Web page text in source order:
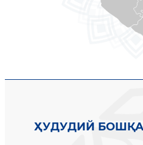
ҲУДУДИЙ